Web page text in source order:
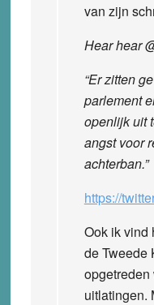
van zijn
Hear hear
“Er zitten
parlement
openlijk uit
angst voor
achterban.”
https://
Ook ik vind
de Tweede
opgetreden
uitlatingen.